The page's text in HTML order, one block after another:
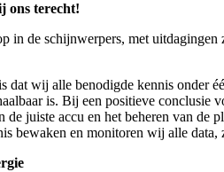
ons terecht!
in de schijnwerpers, met
dat wij alle benodigde kennis onder
is. Bij een positieve conclusie
de juiste accu en het beheren van
bewaken en monitoren wij alle